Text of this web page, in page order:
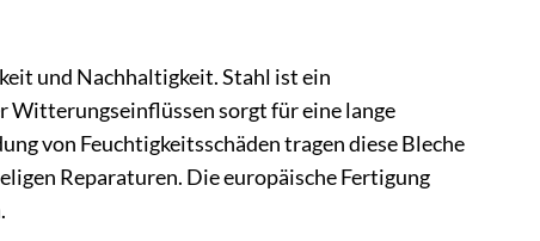
und Nachhaltigkeit. Stahl ist ein
Witterungseinflüssen sorgt für eine lange
von Feuchtigkeitsschäden tragen diese Bleche
Reparaturen. Die europäische Fertigung